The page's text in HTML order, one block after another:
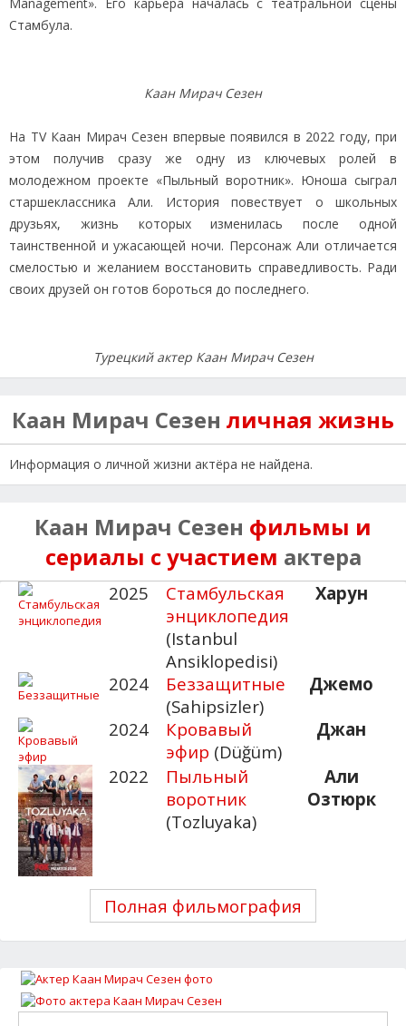
Стамбула.
Каан Мирач Сезен
На TV Каан Мирач Сезен впервые появился в 2022 году, при
этом получив сразу же одну из ключевых ролей в
молодежном проекте «Пыльный воротник». Юноша сыграл
старшеклассника Али. История повествует о школьных
друзьях, жизнь которых изменилась после одной
таинственной и ужасающей ночи. Персонаж Али отличается
смелостью и желанием восстановить справедливость. Ради
своих друзей он готов бороться до последнего.
Турецкий актер Каан Мирач Сезен
Каан Мирач Сезен личная жизнь
Информация о личной жизни актёра не найдена.
Каан Мирач Сезен фильмы и
сериалы с участием актера
2025
Стамбульская
энциклопедия
(Istanbul
Ansiklopedisi)
Харун
2024
Беззащитные
(Sahipsizler)
Джемо
2024
Кровавый
эфир (Düğüm)
Джан
2022
Пыльный
воротник
(Tozluyaka)
Али
Озтюрк
Полная фильмография